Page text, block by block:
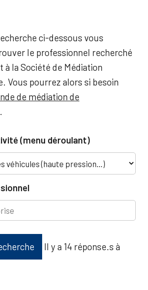
ci-dessous vous
le professionnel recherché
à la Société de Médiation
Vous pourrez alors si besoin
de médiation de
(menu déroulant)
Il y a 14 réponse.s à